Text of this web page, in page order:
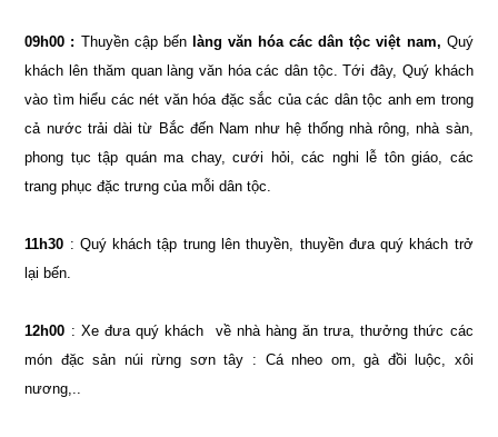
09h00 : Thuyền cập bến làng văn hóa các dân tộc việt nam, Quý
khách lên thăm quan làng văn hóa các dân tộc. Tới đây, Quý khách
vào tìm hiểu các nét văn hóa đặc sắc của các dân tộc anh em trong
cả nước trải dài từ Bắc đến Nam như hệ thống nhà rông, nhà sàn,
phong tục tập quán ma chay, cưới hỏi, các nghi lễ tôn giáo, các
trang phục đặc trưng của mỗi dân tộc.
11h30 : Quý khách tập trung lên thuyền, thuyền đưa quý khách trở
lại bến.
12h00 : Xe đưa quý khách về nhà hàng ăn trưa, thưởng thức các
món đặc sản núi rừng sơn tây : Cá nheo om, gà đồi luộc, xôi
nương,..